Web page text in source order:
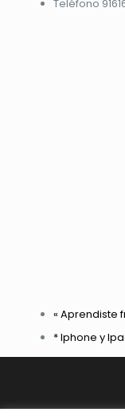
Teléfono
« Aprendiste
* Iphone y